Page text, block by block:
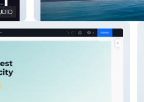
Love Vision